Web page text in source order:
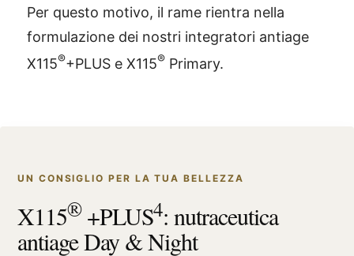
Per questo motivo, il rame rientra nella
formulazione dei nostri integratori antiage
X115®+PLUS e X115® Primary.
UN CONSIGLIO PER LA TUA BELLEZZA
X115®+PLUS4: nutraceutica
antiage Day & Night